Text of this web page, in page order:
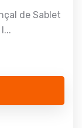
de Sablet